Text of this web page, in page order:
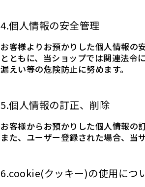
4.個人情報の安全管理
お客様よりお預かりした個人情報の
とともに、当ショップでは関連法令
漏えい等の危険防止に努めます。
5.個人情報の訂正、削除
お客様からお預かりした個人情報の
また、ユーザー登録された場合、当
6.cookie(クッキー)の使用につ